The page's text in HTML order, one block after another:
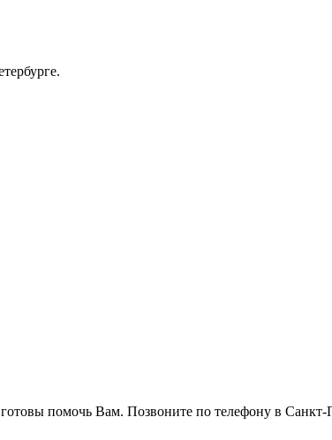
помочь Вам. Позвоните по телефону в Санкт-